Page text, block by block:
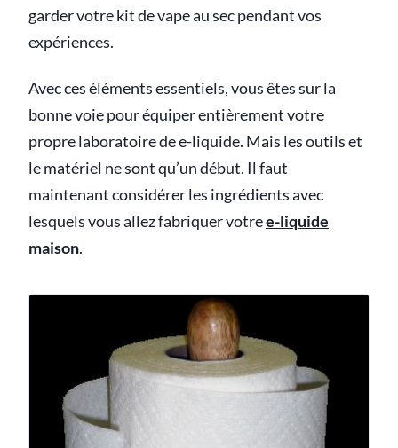
garder votre kit de vape au sec pendant vos
expériences.
Avec ces éléments essentiels, vous êtes sur la
bonne voie pour équiper entièrement votre
propre laboratoire de e-liquide. Mais les outils et
le matériel ne sont qu’un début. Il faut
maintenant considérer les ingrédients avec
lesquels vous allez fabriquer votree-liquide
maison.